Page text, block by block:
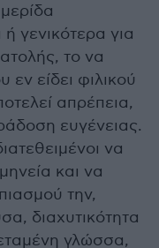
γενικότερα για
το να
είδει φιλικού
απρέπεια,
ευγένειας.
να
και να
την,
διαχυτικότητα
γλώσσα,